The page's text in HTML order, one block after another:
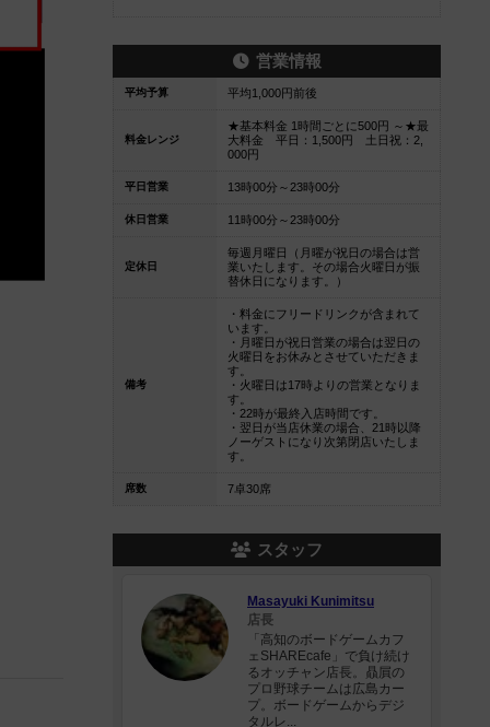
営業情報
平均予算 平均1,000円前後
料金レンジ
★基本料金 1時間ごとに500円 ～★最
大料金 平日：1,500円 土日祝：2,
000円
平日営業 13時00分～23時00分
休日営業 11時00分～23時00分
定休日
毎週月曜日（月曜が祝日の場合は営
業いたします。その場合火曜日が振
替休日になります。）
備考
・料金にフリードリンクが含まれて
います。
・月曜日が祝日営業の場合は翌日の
火曜日をお休みとさせていただきま
す。
・火曜日は17時よりの営業となりま
す。
・22時が最終入店時間です。
・翌日が当店休業の場合、21時以降
ノーゲストになり次第閉店いたしま
す。
席数 7卓30席
スタッフ
Masayuki Kunimitsu
店長
「高知のボードゲームカフ
ェSHAREcafe」で負け続け
るオッチャン店長。贔屓の
プロ野球チームは広島カー
プ。ボードゲームからデジ
タルレ...